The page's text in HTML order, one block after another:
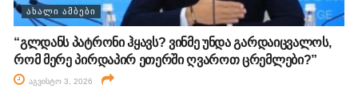
ᲐᲮᲐᲚᲘ ᲐᲛᲑᲔᲑᲘ
“გლდანს პატრონი ჰყავს? ვინმე უნდა გარდაიცვალოს,
რომ მერე პირდაპირ ეთერში ღვაროთ ცრემლები?”
აგვისტო 3, 2026